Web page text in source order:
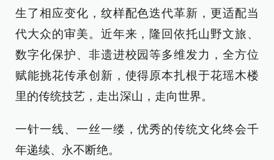
生了相应变化，纹样配色迭代革新，更适配当
代大众的审美。近年来，隆回依托山野文旅、
数字化保护、非遗进校园等多维发力，全方位
赋能挑花传承创新，使得原本扎根于花瑶木楼
里的传统技艺，走出深山，走向世界。
一针一线、一丝一缕，优秀的传统文化终会千
年递续、永不断绝。